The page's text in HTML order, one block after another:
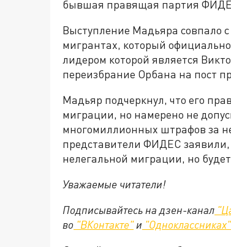
бывшая правящая партия
Выступление Мадьяра совпало
мигрантах, который
лидером которой является
переизбрание Орбана на пост
Мадьяр подчеркнул, что его
миграции, но намерено не
многомиллионных штрафов за
представители ФИДЕС
нелегальной миграции, но
Уважаемые читатели!
Подписывайтесь на дзен-канал
во "ВКонтакте"и "Одноклассниках"